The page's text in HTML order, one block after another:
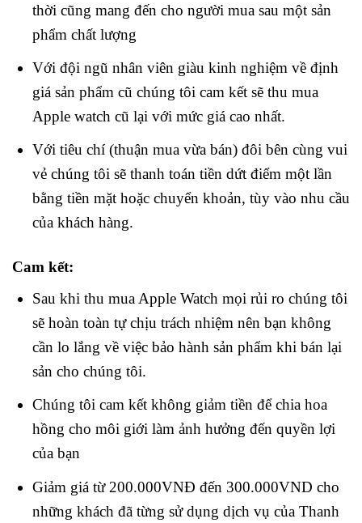
thời cũng mang đến cho người mua sau một sản
phẩm chất lượng
Với đội ngũ nhân viên giàu kinh nghiệm về định
giá sản phẩm cũ chúng tôi cam kết sẽ thu mua
Apple watch cũ lại với mức giá cao nhất.
Với tiêu chí (thuận mua vừa bán) đôi bên cùng vui
vẻ chúng tôi sẽ thanh toán tiền dứt điểm một lần
bằng tiền mặt hoặc chuyển khoản, tùy vào nhu cầu
của khách hàng.
Cam kết:
Sau khi thu mua Apple Watch mọi rủi ro chúng tôi
sẽ hoàn toàn tự chịu trách nhiệm nên bạn không
cần lo lắng về việc bảo hành sản phẩm khi bán lại
sản cho chúng tôi.
Chúng tôi cam kết không giảm tiền để chia hoa
hồng cho môi giới làm ảnh hưởng đến quyền lợi
của bạn
Giảm giá từ 200.000VNĐ đến 300.000VND cho
những khách đã từng sử dụng dịch vụ của Thanh